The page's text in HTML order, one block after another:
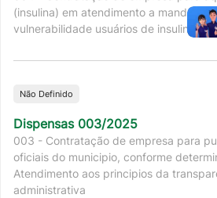
(insulina) em atendimento a mandados
vulnerabilidade usuários de insulina,
Não Definido
Dispensas 003/2025
003 - Contratação de empresa para
oficiais do municipio, conforme
Atendimento aos principios da
administrativa